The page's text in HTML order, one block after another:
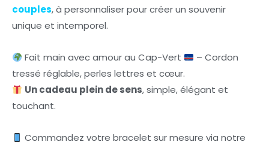
couples, à personnaliser pour créer un souvenir
unique et intemporel.
Fait main avec amour au Cap-Vert
– Cordon
tressé réglable, perles lettres et cœur.
Un cadeau plein de sens, simple, élégant et
touchant.
Commandez votre bracelet sur mesure via notre